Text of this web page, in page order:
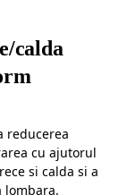
calda
reducerea
cu ajutorul
si calda si a
lombara.